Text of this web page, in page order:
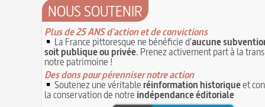
NOUS SOUTENIR
Plus de 25 ANS d'action et de convictions
La France pittoresque ne bénéficie d'aucune
soit publique ou privée. Prenez activement part à la
notre patrimoine !
Des dons pour pérenniser notre action
Soutenez une véritableréinformation historiqueet
la conservation de notre indépendance éditoriale